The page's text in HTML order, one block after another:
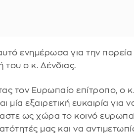
ενημέρωσα για την
του ο κ. Δένδιας.
τον Ευρωπαίο επίτροπο, ο
μία εξαιρετική ευκαιρία
ως χώρα το κοινό
μας και να